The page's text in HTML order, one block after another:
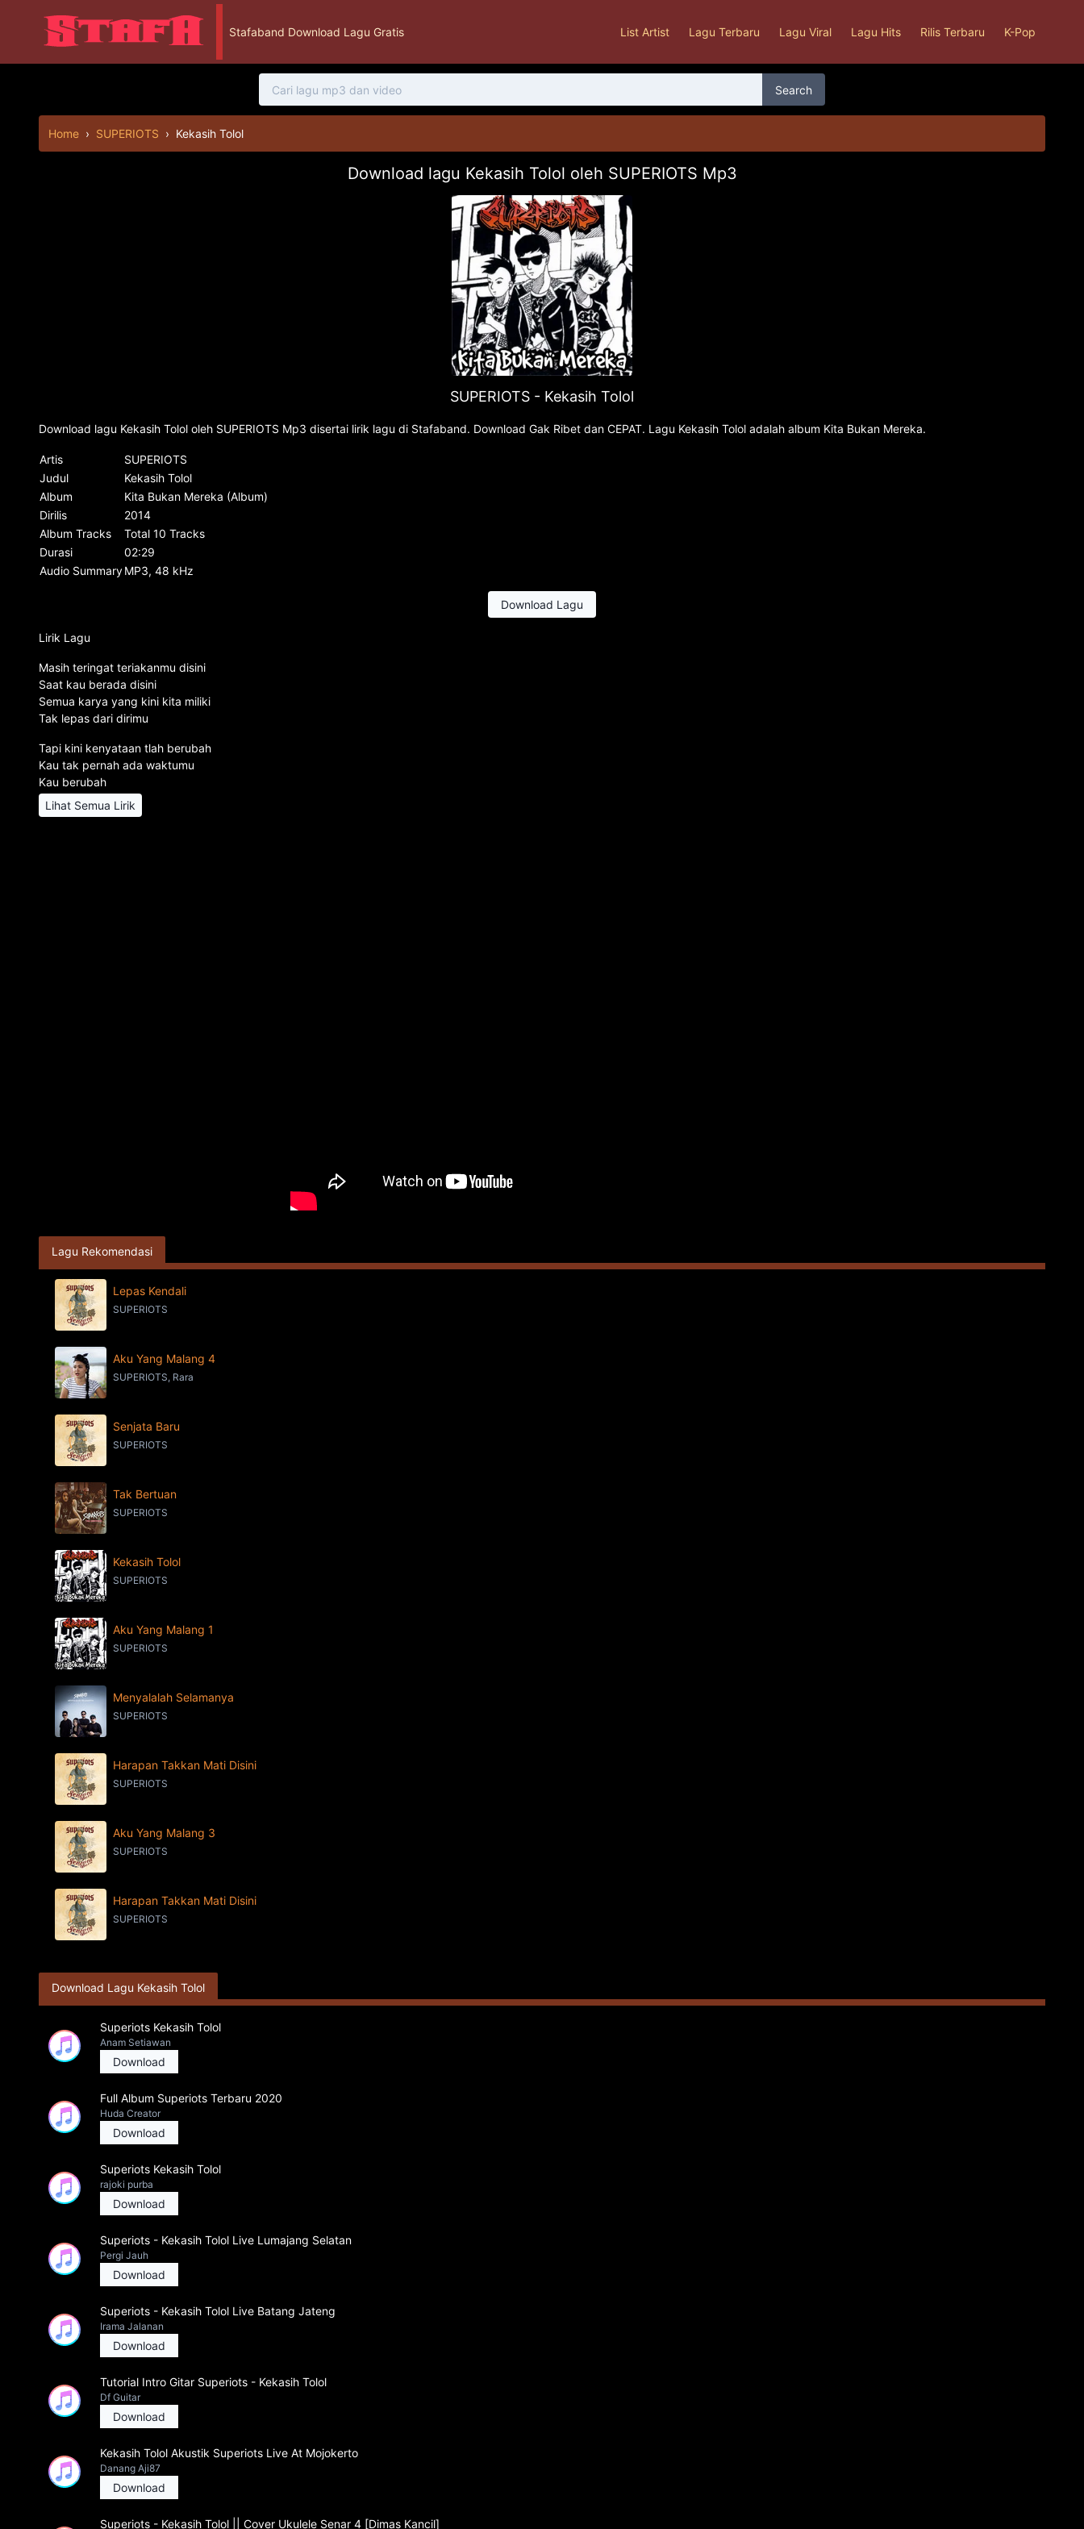
Stafaband Download Lagu Gratis List Artist Lagu Terbaru Lagu Viral Lagu Hits Rilis Terbaru K-Pop
Search
Home › SUPERIOTS › Kekasih Tolol
Download lagu Kekasih Tolol oleh SUPERIOTS Mp3
SUPERIOTS - Kekasih Tolol
Download lagu Kekasih Tolol oleh SUPERIOTS Mp3 disertai lirik lagu di Stafaband. Download Gak Ribet dan CEPAT. Lagu Kekasih Tolol adalah album Kita Bukan Mereka.
Artis
SUPERIOTS
Judul
Kekasih Tolol
Album
Kita Bukan Mereka (Album)
Dirilis
2014
Album Tracks
Total 10 Tracks
Durasi
02:29
Audio SummaryMP3, 48 kHz
Download Lagu
Lirik Lagu
Masih teringat teriakanmu disini
Saat kau berada disini
Semua karya yang kini kita miliki
Tak lepas dari dirimu
Tapi kini kenyataan tlah berubah
Kau tak pernah ada waktumu
Kau berubah
Lihat Semua Lirik
Lagu Rekomendasi
Lepas Kendali
SUPERIOTS
Aku Yang Malang 4
SUPERIOTS, Rara
Senjata Baru
SUPERIOTS
Tak Bertuan
SUPERIOTS
Kekasih Tolol
SUPERIOTS
Aku Yang Malang 1
SUPERIOTS
Menyalalah Selamanya
SUPERIOTS
Harapan Takkan Mati Disini
SUPERIOTS
Aku Yang Malang 3
SUPERIOTS
Harapan Takkan Mati Disini
SUPERIOTS
Download Lagu Kekasih Tolol
Superiots Kekasih Tolol
Anam Setiawan
Download
Full Album Superiots Terbaru 2020
Huda Creator
Download
Superiots Kekasih Tolol
rajoki purba
Download
Superiots - Kekasih Tolol Live Lumajang Selatan
Pergi Jauh
Download
Superiots - Kekasih Tolol Live Batang Jateng
Irama Jalanan
Download
Tutorial Intro Gitar Superiots - Kekasih Tolol
Df Guitar
Download
Kekasih Tolol Akustik Superiots Live At Mojokerto
Danang Aji87
Download
Superiots - Kekasih Tolol || Cover Ukulele Senar 4 [Dimas Kancil]